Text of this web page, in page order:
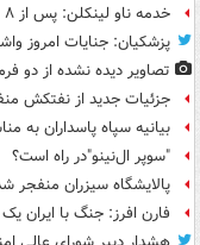
خدمه ناو لینکلن: پس از ۸ ماه حضور در دریا خسته و درمانده‌ شدیم
پزشکیان: جنایات امروز
تصاویر دیده‌ نشده از دو
جزئیات جدید از نفتکش
بیانیه سپاه پاسداران به
"سوپر ال‌نینو"در راه است؟
پالایشگاه سیزران منفجر
فارن افرز: جنگ با ایران